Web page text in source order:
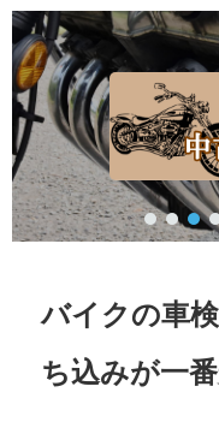
バイクの車
ち込みが一